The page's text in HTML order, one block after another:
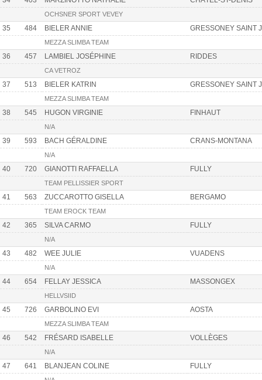
OCHSNER SPORT VEVEY
35 484 BIELER ANNIE GRESSONEY SAINT
MEZZA SLIMBA TEAM
36 457 LAMBIEL JOSÉPHINE RIDDES
CA VETROZ
37 513 BIELER KATRIN GRESSONEY SAINT
MEZZA SLIMBA TEAM
38 545 HUGON VIRGINIE FINHAUT
N/A
39 593 BACH GÉRALDINE CRANS-MONTANA
N/A
40 720 GIANOTTI RAFFAELLA FULLY
TEAM PELLISSIER SPORT
41 563 ZUCCAROTTO GISELLA BERGAMO
TEAM EROCK TEAM
42 365 SILVA CARMO FULLY
N/A
43 482 WEE JULIE VUADENS
N/A
44 654 FELLAY JESSICA MASSONGEX
HELLVSIID
45 726 GARBOLINO EVI AOSTA
MEZZA SLIMBA TEAM
46 542 FRÉSARD ISABELLE VOLLÈGES
N/A
47 641 BLANJEAN COLINE FULLY